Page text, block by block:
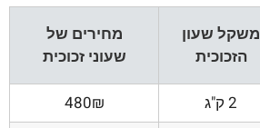
משקל שעון
הזכוכית
מחירים של
שעוני זכוכית
2 ק"ג
480₪